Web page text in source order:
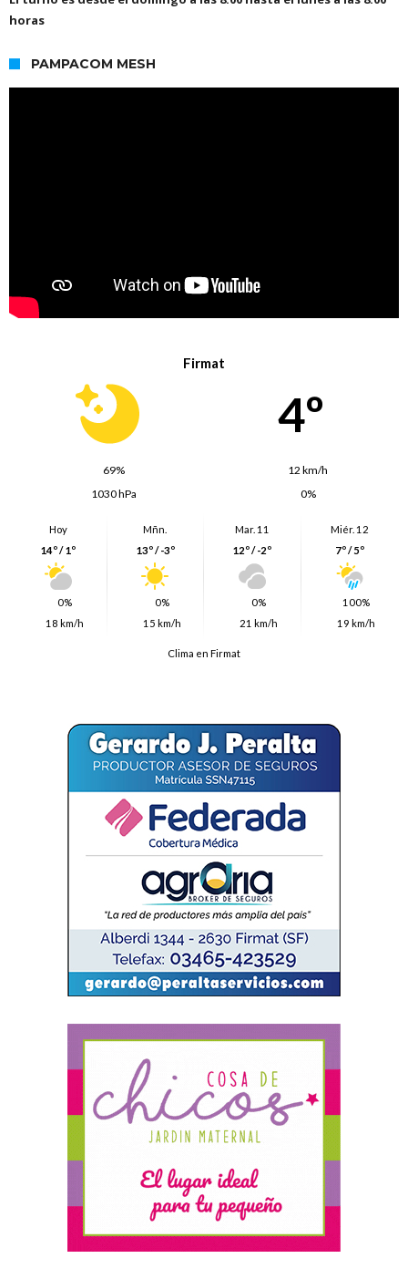
horas
PAMPACOM MESH
Firmat
4º
69%
12 km/h
1030 hPa
0%
Hoy
14º / 1º
0%
18 km/h
Mñn.
13º / -3º
0%
15 km/h
Mar. 11
12º / -2º
0%
21 km/h
Miér. 12
7º / 5º
100%
19 km/h
Clima en Firmat